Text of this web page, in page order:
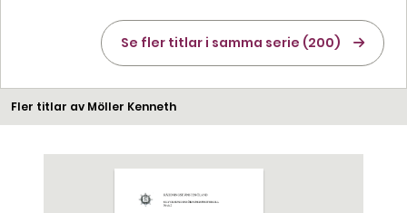
Se fler titlar i samma serie (200)
Fler titlar av Möller Kenneth